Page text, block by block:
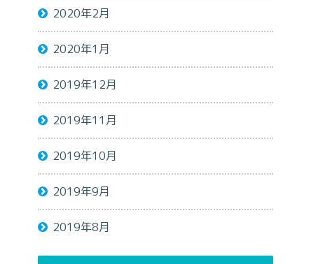
2020年2月
2020年1月
2019年12月
2019年11月
2019年10月
2019年9月
2019年8月